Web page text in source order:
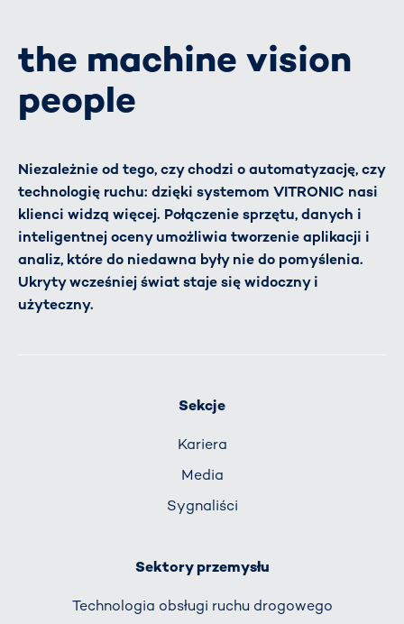
the machine vision
people
Niezależnie od tego, czy chodzi o automatyzację, czy
technologię ruchu: dzięki systemom VITRONIC nasi
klienci widzą więcej. Połączenie sprzętu, danych i
inteligentnej oceny umożliwia tworzenie aplikacji i
analiz, które do niedawna były nie do pomyślenia.
Ukryty wcześniej świat staje się widoczny i
użyteczny.
Sekcje
Kariera
Media
Sygnaliści
Sektory przemysłu
Technologia obsługi ruchu drogowego